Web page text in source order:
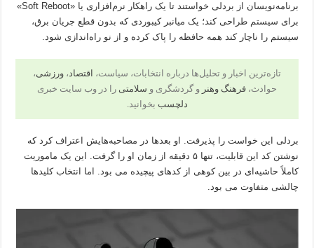
برنامه‌نویسان از بردلی خواستند تا یک راهکار نرم‌افزاری یا «Soft Reboot»
برای سیستم طراحی کند؛ یک میانبر کیبوردی که بدون قطع جریان برق،
سیستم را ناچار کند همه حافظه را پاک کرده و از نو راه‌اندازی شود.
تازه‌ترین اخبار و تحلیل‌ها درباره انتخابات، سیاست، اقتصاد، ورزشی،
حوادث، فرهنگ وهنر و گردشگری و سلامتی را در وب سایت خبری
دلچسب بخوانید.
بردلی این خواست را پذیرفت. او بعدها در مصاحبه‌هایش اعتراف کرد که
نوشتن کد این قابلیت، تنها ۵ دقیقه از زمان او را گرفت. این یک ماموریت
کاملاً حاشیه‌ای در بین کوهی از کدهای پیچیده می بود. اما انتخاب کلیدها
چالشی متفاوت می بود.